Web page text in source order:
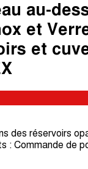
au-
et
et
des réservoirs
: Commande de